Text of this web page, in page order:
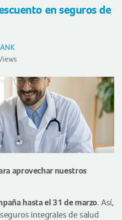
en seguros de
aprovechar nuestros
hasta el 31 de marzo. Así,
integrales de salud